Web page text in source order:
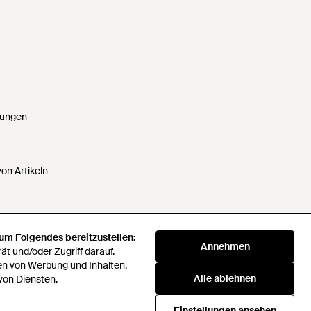
Folgendes bereitzustellen:
und/oder Zugriff darauf.
von Werbung und Inhalten,
Diensten.
Annehmen
Alle ablehnen
Folgendes bereitzustellen:
und/oder Zugriff darauf.
von Werbung und Inhalten,
Diensten.
Annehmen
Alle ablehnen
Artikeln
nicht verkaufen oder weitergeben